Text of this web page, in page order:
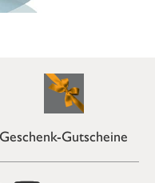
Geschenk-Gutscheine